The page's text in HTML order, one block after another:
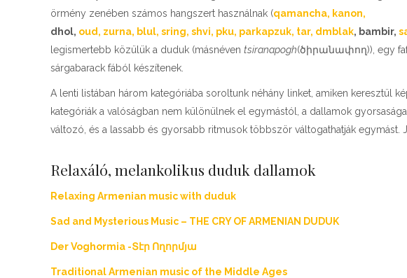
örmény zenében számos hangszert használnak (qamancha, kanon,
dhol, oud, zurna, blul, sring, shvi, pku, parkapzuk, tar, dmblak, bambir,
legismertebb közülük a duduk (másnéven tsiranapogh(ծիրանափող)), egy
sárgabarack fából készítenek.
A lenti listában három kategóriába soroltunk néhány linket, amiken keresztül
kategóriák a valóságban nem különülnek el egymástól, a dallamok
változó, és a lassabb és gyorsabb ritmusok többször váltogathatják egymást.
Relaxáló, melankolikus duduk dallamok
Relaxing Armenian music with duduk
Sad and Mysterious Music – THE CRY OF ARMENIAN DUDUK
Der Voghormia -Տէր Ողորմյա
Traditional Armenian music of the Middle Ages